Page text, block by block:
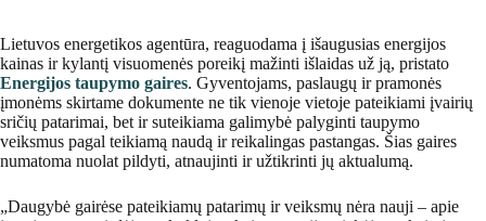
Lietuvos energetikos agentūra, reaguodama į išaugusias energijos
kainas ir kylantį visuomenės poreikį mažinti išlaidas už ją, pristato
Energijos taupymo gaires. Gyventojams, paslaugų ir pramonės
įmonėms skirtame dokumente ne tik vienoje vietoje pateikiami įvairių
sričių patarimai, bet ir suteikiama galimybė palyginti taupymo
veiksmus pagal teikiamą naudą ir reikalingas pastangas. Šias gaires
numatoma nuolat pildyti, atnaujinti ir užtikrinti jų aktualumą.
„Daugybė gairėse pateikiamų patarimų ir veiksmų nėra nauji – apie